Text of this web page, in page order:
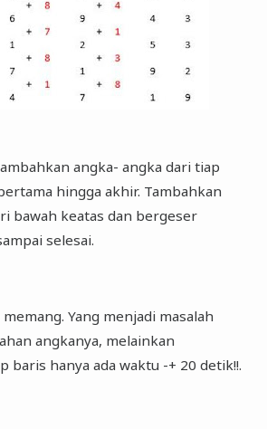
angka- angka dari tiap
hingga akhir. Tambahkan
bawah keatas dan bergeser
selesai.
Yang menjadi masalah
angkanya, melainkan
baris hanya ada waktu -+ 20 detik!!.